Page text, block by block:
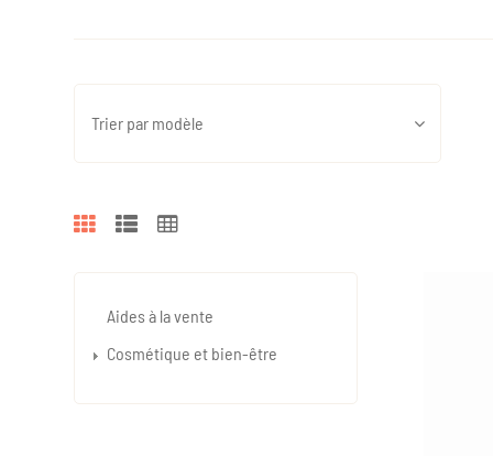
Trier par modèle
Aides à la vente
Cosmétique et bien-être